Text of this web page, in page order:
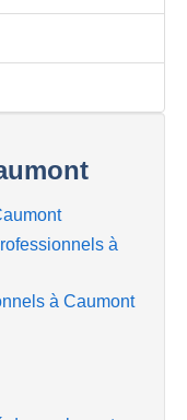
à
à Caumont